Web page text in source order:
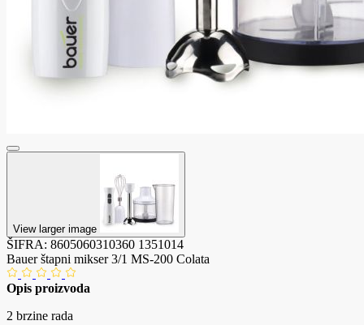
View larger image
ŠIFRA: 8605060310360 1351014
Bauer štapni mikser 3/1 MS-200 Colata
Opis proizvoda
2 brzine rada